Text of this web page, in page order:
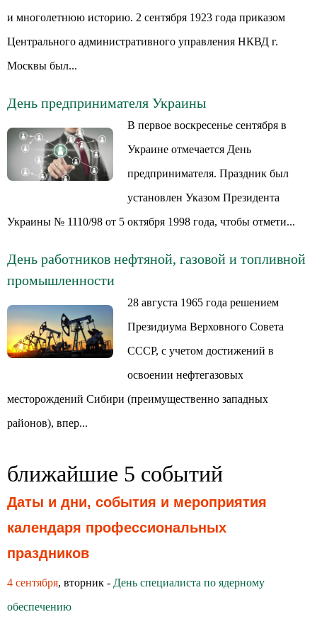
и многолетнюю историю. 2 сентября 1923 года приказом
Центрального административного управления НКВД г.
Москвы был...
День предпринимателя Украины
В первое воскресенье сентября в
Украине отмечается День
предпринимателя. Праздник был
установлен Указом Президента
Украины № 1110/98 от 5 октября 1998 года, чтобы отмети...
День работников нефтяной, газовой и топливной
промышленности
28 августа 1965 года решением
Президиума Верховного Совета
СССР, с учетом достижений в
освоении нефтегазовых
месторождений Сибири (преимущественно западных
районов), впер...
ближайшие 5 событий
Даты и дни, события и мероприятия
календаря профессиональных
праздников
4 сентября, вторник - День специалиста по ядерному
обеспечению